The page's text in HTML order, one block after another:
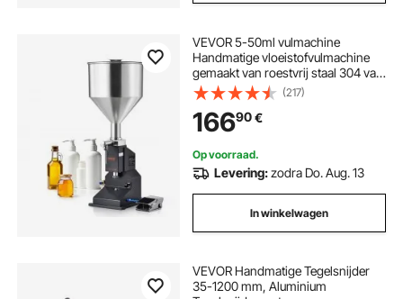
VEVOR 5-50ml vulmachine
Handmatige vloeistofvulmachine
gemaakt van roestvrij staal 304 van
voedingskwaliteit Siliconen PTFE
compatibel met 500W
luchtcompressor Vulmachine voor
het vullen van honingolie-essence
(217)
16690€
Op voorraad.
Levering:zodra Do. Aug. 13
In winkelwagen
VEVOR Handmatige Tegelsnijder
35-1200 mm, Aluminium